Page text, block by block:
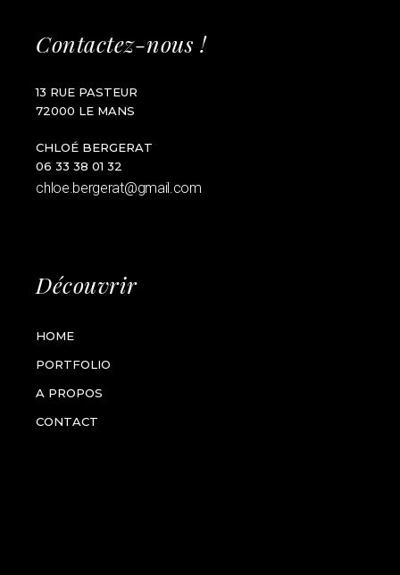
Contactez-nous !
13 RUE PASTEUR
72000 LE MANS
CHLOÉ BERGERAT
06 33 38 01 32
chloe.bergerat@gmail.com
Découvrir
HOME
PORTFOLIO
A PROPOS
CONTACT